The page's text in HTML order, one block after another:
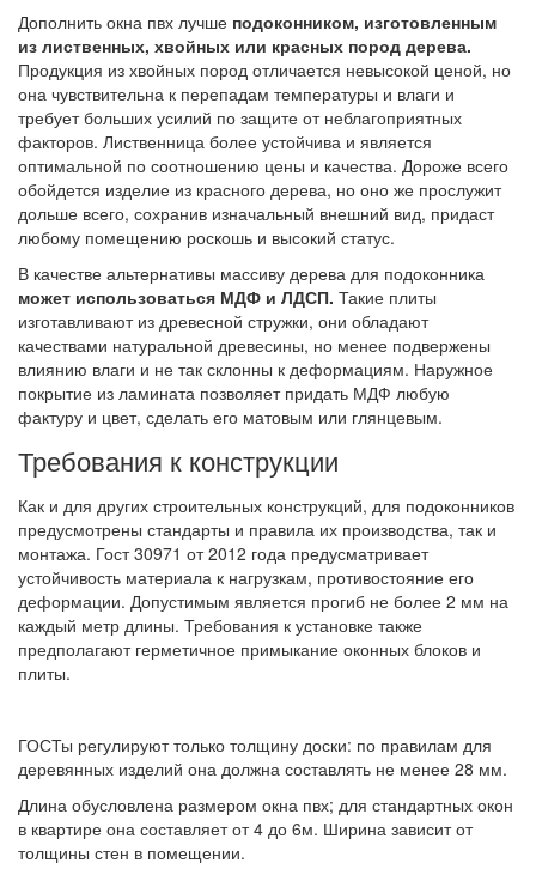
Дополнить окна пвх лучше подоконником, изготовленным
из лиственных, хвойных или красных пород дерева.
Продукция из хвойных пород отличается невысокой ценой, но
она чувствительна к перепадам температуры и влаги и
требует больших усилий по защите от неблагоприятных
факторов. Лиственница более устойчива и является
оптимальной по соотношению цены и качества. Дороже всего
обойдется изделие из красного дерева, но оно же прослужит
дольше всего, сохранив изначальный внешний вид, придаст
любому помещению роскошь и высокий статус.
В качестве альтернативы массиву дерева для подоконника
может использоваться МДФ и ЛДСП. Такие плиты
изготавливают из древесной стружки, они обладают
качествами натуральной древесины, но менее подвержены
влиянию влаги и не так склонны к деформациям. Наружное
покрытие из ламината позволяет придать МДФ любую
фактуру и цвет, сделать его матовым или глянцевым.
Требования к конструкции
Как и для других строительных конструкций, для подоконников
предусмотрены стандарты и правила их производства, так и
монтажа. Гост 30971 от 2012 года предусматривает
устойчивость материала к нагрузкам, противостояние его
деформации. Допустимым является прогиб не более 2 мм на
каждый метр длины. Требования к установке также
предполагают герметичное примыкание оконных блоков и
плиты.
ГОСТы регулируют только толщину доски: по правилам для
деревянных изделий она должна составлять не менее 28 мм.
Длина обусловлена размером окна пвх; для стандартных окон
в квартире она составляет от 4 до 6м. Ширина зависит от
толщины стен в помещении.